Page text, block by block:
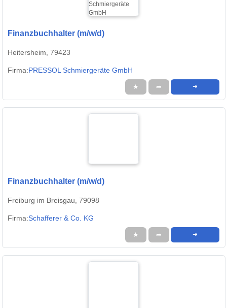
Finanzbuchhalter (m/w/d)
Heitersheim, 79423
Firma:PRESSOL Schmiergeräte GmbH
★ ➦ ➜
Finanzbuchhalter (m/w/d)
Freiburg im Breisgau, 79098
Firma:Schafferer & Co. KG
★ ➦ ➜